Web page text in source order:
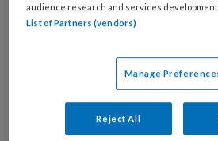
Roken onder
Roken past niet bij de
behoefte aan een sigaret of
audience research and services development.
List of Partners (vendors)
Manage
Reject All